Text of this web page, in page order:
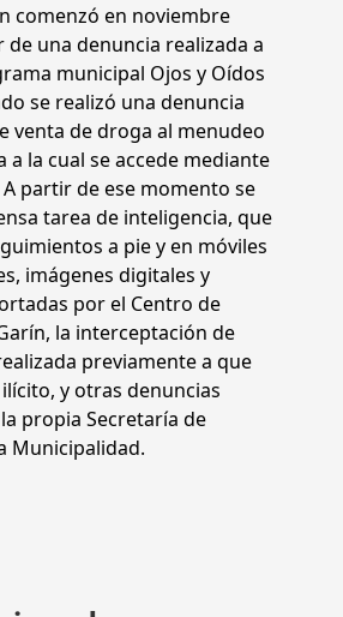
comenzó en noviembre
de una denuncia realizada a
municipal Ojos y Oídos
se realizó una denuncia
venta de droga al menudeo
a la cual se accede mediante
partir de ese momento se
tarea de inteligencia, que
a pie y en móviles
imágenes digitales y
por el Centro de
la interceptación de
previamente a que
y otras denuncias
propia Secretaría de
Municipalidad.